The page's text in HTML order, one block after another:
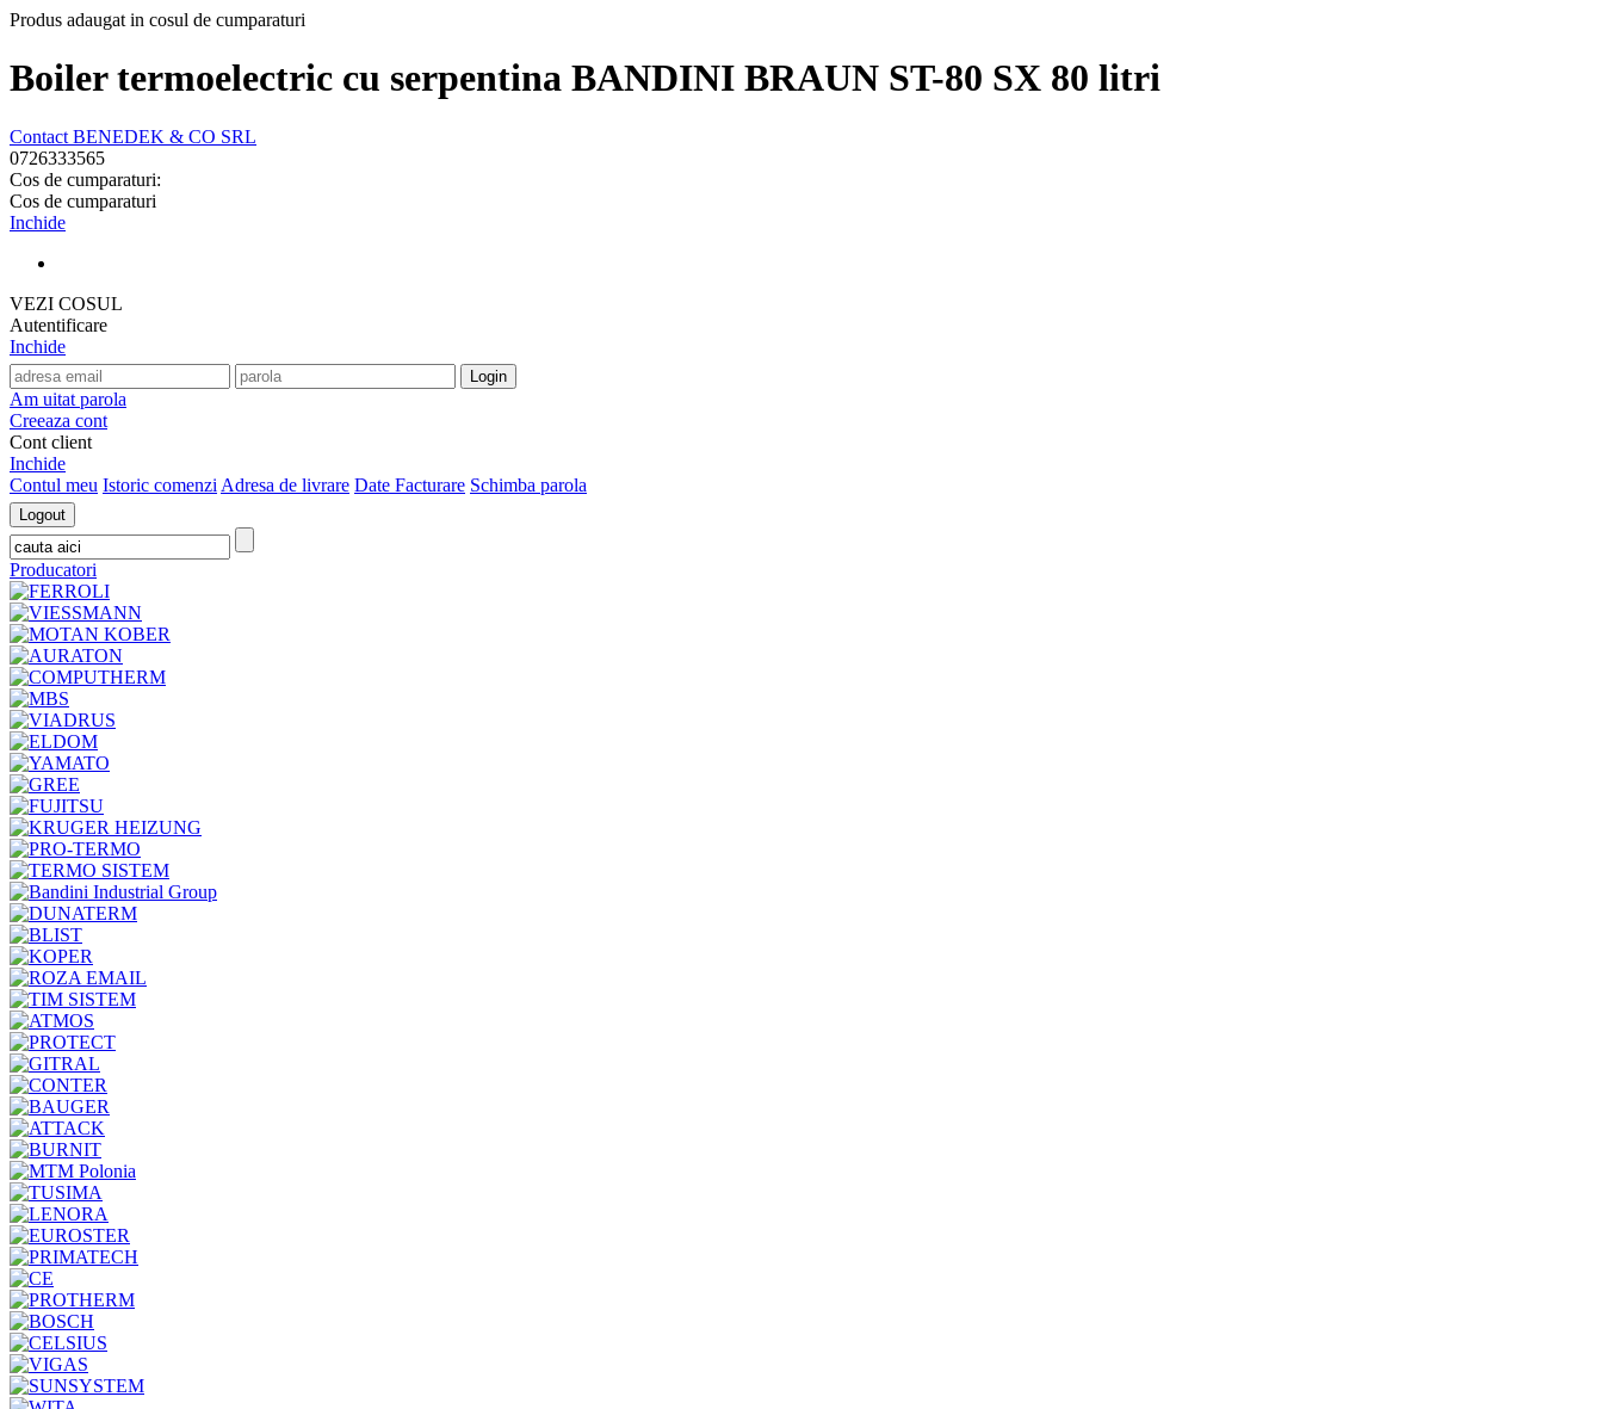
Produs adaugat in cosul de cumparaturi
Boiler termoelectric cu serpentina BANDINI BRAUN ST-80 SX 80 litri
Contact BENEDEK & CO SRL
0726333565
Cos de cumparaturi:
Cos de cumparaturi
Inchide
VEZI COSUL
Autentificare
Inchide
Am uitat parola
Creeaza cont
Cont client
Inchide
Contul meu Istoric comenzi Adresa de livrare Date Facturare Schimba parola
Producatori